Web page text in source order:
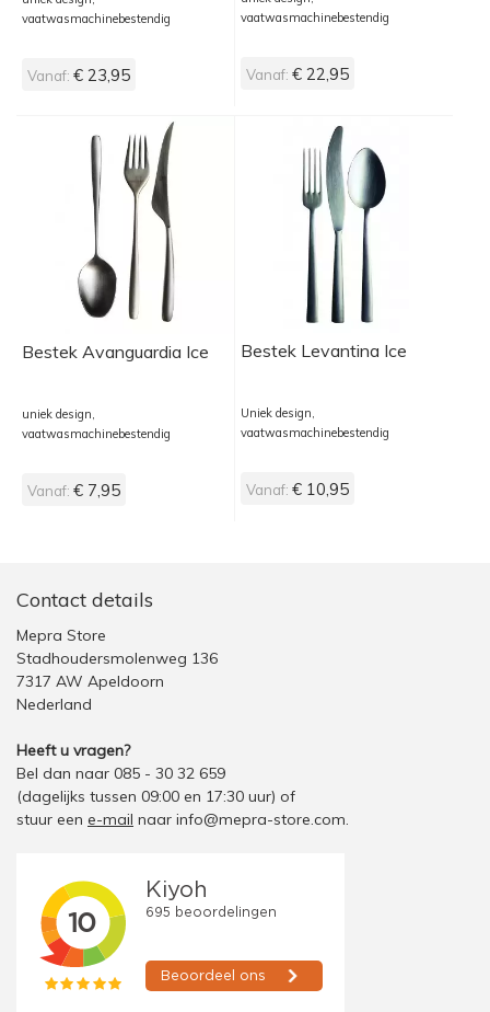
vaatwasmachinebestendig
Vanaf: € 23,95
vaatwasmachinebestendig
Vanaf: € 22,95
Bestek Avanguardia Ice
uniek design,
vaatwasmachinebestendig
Vanaf: € 7,95
Bestek Levantina Ice
Uniek design,
vaatwasmachinebestendig
Vanaf: € 10,95
Contact details
Mepra Store
Stadhoudersmolenweg 136
7317 AW Apeldoorn
Nederland
Heeft u vragen?
Bel dan naar 085 - 30 32 659
(dagelijks tussen 09:00 en 17:30 uur) of
stuur een e-mail naar info@mepra-store.com.